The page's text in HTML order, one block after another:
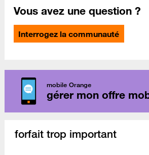
Vous avez une question ?
Interrogez la communauté
mobile Orange
gérer mon offre
forfait trop important